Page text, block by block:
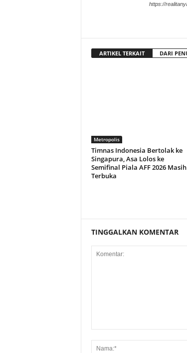
https://
ARTIKEL TERKAIT DARI
Metropolis
Timnas Indonesia Bertolak ke
Singapura, Asa Lolos ke
Semifinal Piala AFF 2026 Masih
Terbuka
TINGGALKAN KOMENTAR